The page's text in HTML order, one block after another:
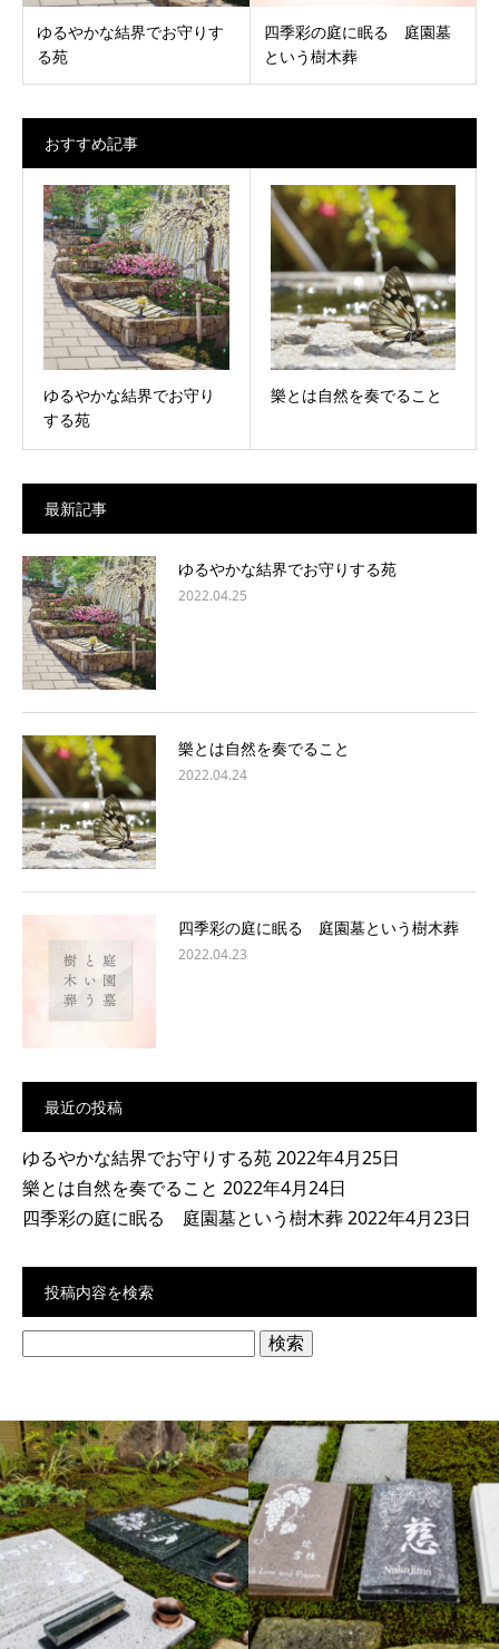
ゆるやかな結界でお守りす
る苑
四季彩の庭に眠る 庭園墓
という樹木葬
おすすめ記事
ゆるやかな結界でお守り
する苑
樂とは自然を奏でること
最新記事
ゆるやかな結界でお守りする苑
2022.04.25
樂とは自然を奏でること
2022.04.24
四季彩の庭に眠る 庭園墓という樹木葬
2022.04.23
最近の投稿
ゆるやかな結界でお守りする苑2022年4月25日
樂とは自然を奏でること 2022年4月24日
四季彩の庭に眠る 庭園墓という樹木葬2022年4月23日
投稿内容を検索